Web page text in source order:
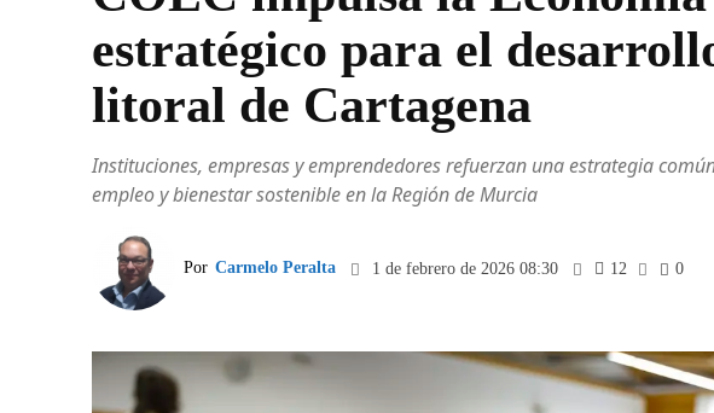
estratégico para el
litoral de Cartagena
Instituciones, empresas y emprendedores refuerzan una estrategia
empleo y bienestar sostenible en la Región de Murcia
Por Carmelo Peralta 1 de febrero de 2026 08:30 12 0